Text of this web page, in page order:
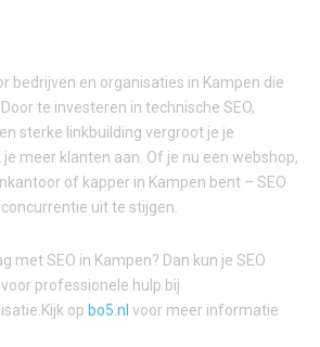
bedrijven en organisaties in Kampen die
te investeren in technische SEO,
sterke linkbuilding vergroot je je
meer klanten aan. Of je nu een webshop,
of kapper in Kampen bent – SEO
uit te stijgen.
met SEO in Kampen? Dan kun je SEO
professionele hulp bij
op bo5.nl voor meer informatie